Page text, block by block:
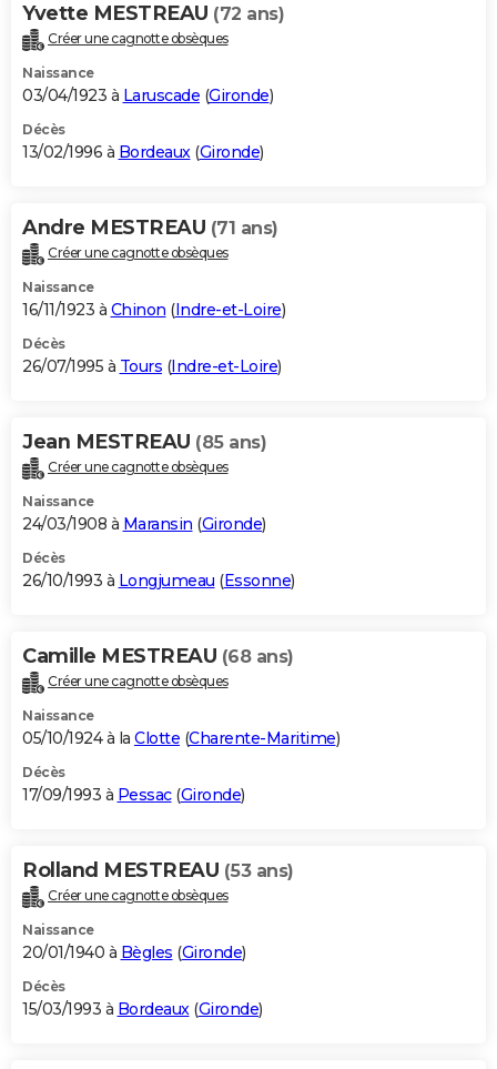
Yvette MESTREAU (72 ans)
Créer une cagnotte obsèques
Naissance
03/04/1923 à Laruscade (Gironde)
Décès
13/02/1996 à Bordeaux(Gironde)
Andre MESTREAU (71 ans)
Créer une cagnotte obsèques
Naissance
16/11/1923 à Chinon (Indre-et-Loire)
Décès
26/07/1995 à Tours (Indre-et-Loire)
Jean MESTREAU (85 ans)
Créer une cagnotte obsèques
Naissance
24/03/1908 à Maransin (Gironde)
Décès
26/10/1993 à Longjumeau (Essonne)
Camille MESTREAU (68 ans)
Créer une cagnotte obsèques
Naissance
05/10/1924 à la Clotte (Charente-Maritime)
Décès
17/09/1993 à Pessac(Gironde)
Rolland MESTREAU (53 ans)
Créer une cagnotte obsèques
Naissance
20/01/1940 à Bègles (Gironde)
Décès
15/03/1993 à Bordeaux(Gironde)